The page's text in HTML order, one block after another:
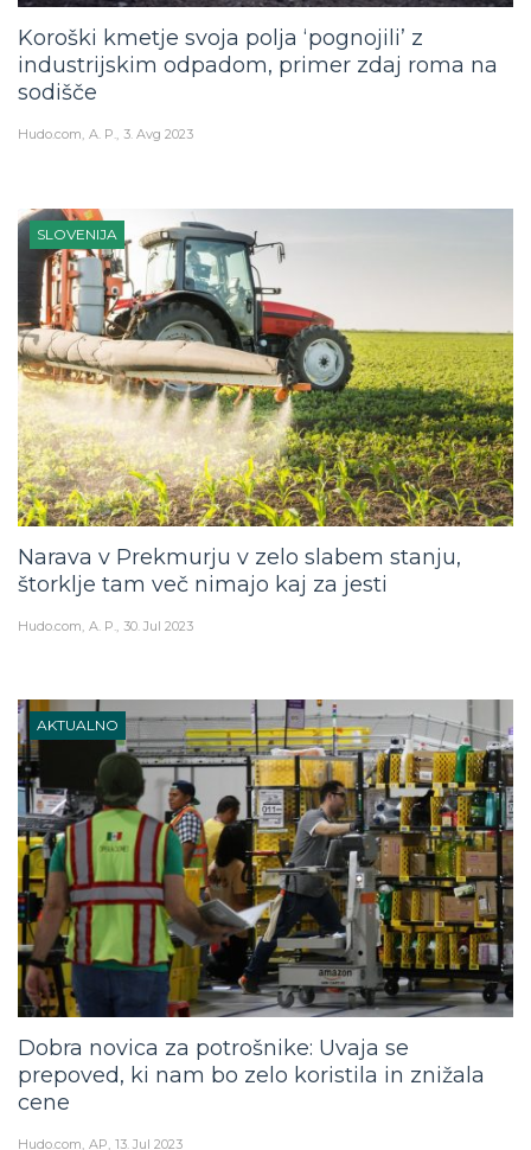
Koroški kmetje svoja polja ‘pognojili’ z
industrijskim odpadom, primer zdaj roma na
sodišče
Hudo.com A. P. 3. Avg 2023
SLOVENIJA
Narava v Prekmurju v zelo slabem stanju,
štorklje tam več nimajo kaj za jesti
Hudo.com A. P. 30. Jul 2023
AKTUALNO
Dobra novica za potrošnike: Uvaja se
prepoved, ki nam bo zelo koristila in znižala
cene
Hudo.com AP 13. Jul 2023